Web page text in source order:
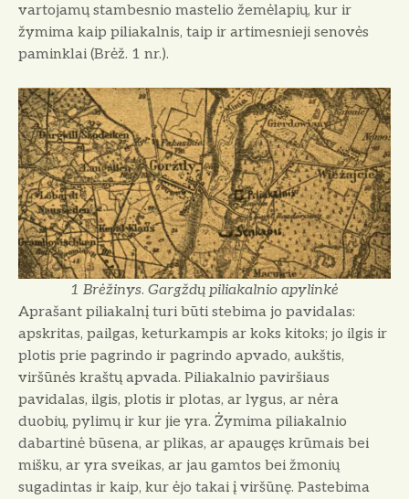
vartojamų stambesnio mastelio žemėlapių, kur ir
žymima kaip piliakalnis, taip ir artimesnieji senovės
paminklai (Brėž. 1 nr.).
1 Brėžinys. Gargždų piliakalnio apylinkė
Aprašant piliakalnį turi būti stebima jo pavidalas:
apskritas, pailgas, keturkampis ar koks kitoks; jo ilgis ir
plotis prie pagrindo ir pagrindo apvado, aukštis,
viršūnės kraštų apvada. Piliakalnio paviršiaus
pavidalas, ilgis, plotis ir plotas, ar lygus, ar nėra
duobių, pylimų ir kur jie yra. Żymima piliakalnio
dabartinė būsena, ar plikas, ar apaugęs krūmais bei
mišku, ar yra sveikas, ar jau gamtos bei žmonių
sugadintas ir kaip, kur ėjo takai į viršūnę. Pastebima